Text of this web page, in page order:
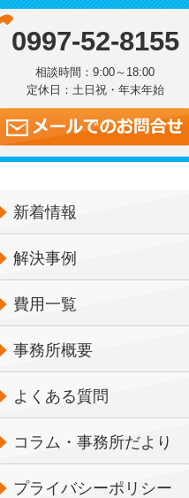
0997-52-8155
相談時間：9:00～18:00
定休日：土日祝・年末年始
新着情報
解決事例
費用一覧
事務所概要
よくある質問
コラム・事務所だより
プライバシーポリシー